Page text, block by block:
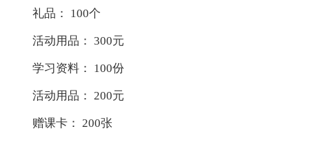
礼品： 100个
活动用品： 300元
学习资料： 100份
活动用品： 200元
赠课卡： 200张